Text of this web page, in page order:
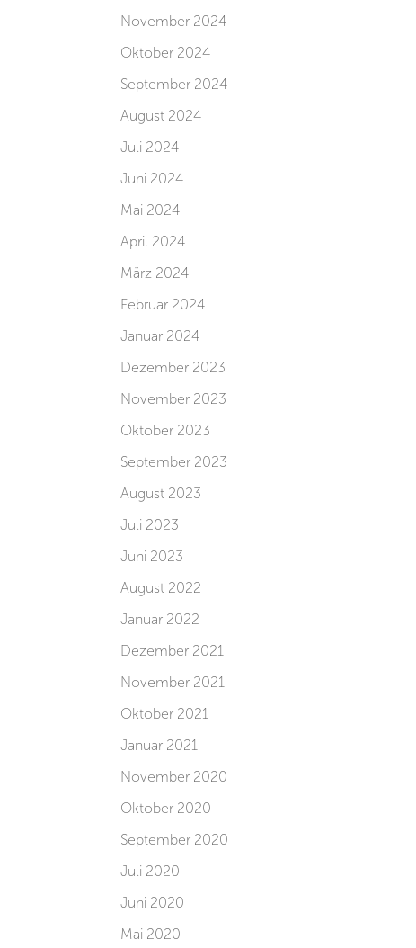
November 2024
Oktober 2024
September 2024
August 2024
Juli 2024
Juni 2024
Mai 2024
April 2024
März 2024
Februar 2024
Januar 2024
Dezember 2023
November 2023
Oktober 2023
September 2023
August 2023
Juli 2023
Juni 2023
August 2022
Januar 2022
Dezember 2021
November 2021
Oktober 2021
Januar 2021
November 2020
Oktober 2020
September 2020
Juli 2020
Juni 2020
Mai 2020